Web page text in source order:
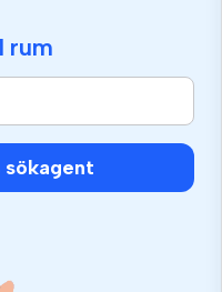
rum
sökagent